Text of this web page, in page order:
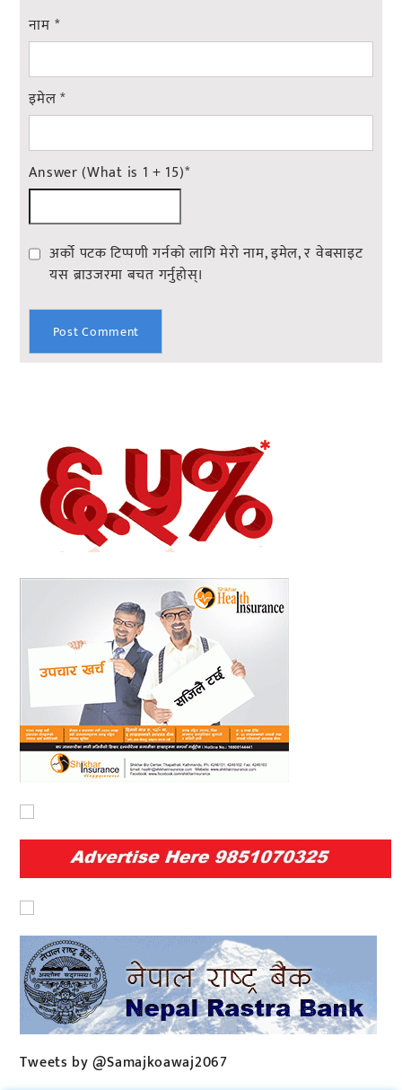
नाम *
इमेल*
Answer (What is 1 + 15)*
अर्को पटक टिप्पणी गर्नको लागि मेरो नाम, इमेल, र वेबसाइट
यस ब्राउजरमा बचत गर्नुहोस्।
Tweets by @Samajkoawaj2067